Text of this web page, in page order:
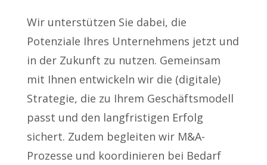
Wir unterstützen Sie dabei, die
Potenziale Ihres Unternehmens jetzt und
in der Zukunft zu nutzen. Gemeinsam
mit Ihnen entwickeln wir die (digitale)
Strategie, die zu Ihrem Geschäftsmodell
passt und den langfristigen Erfolg
sichert. Zudem begleiten wir M&A-
Prozesse und koordinieren bei Bedarf